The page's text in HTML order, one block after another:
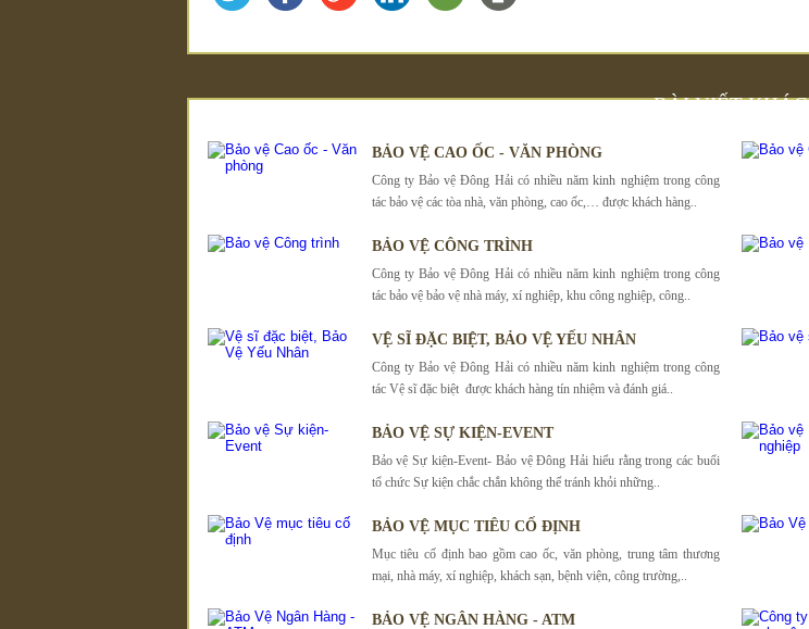
BÀI VIẾT KHÁC
BẢO VỆ CAO ỐC - VĂN PHÒNG
Công ty Bảo vệ Đông Hải có nhiều năm kinh nghiệm trong công
tác bảo vệ các tòa nhà, văn phòng, cao ốc,… được khách hàng..
BẢO VỆ CÔNG TRÌNH
Công ty Bảo vệ Đông Hải có nhiều năm kinh nghiệm trong công
tác bảo vệ bảo vệ nhà máy, xí nghiệp, khu công nghiệp, công..
VỆ SĨ ĐẶC BIỆT, BẢO VỆ YẾU NHÂN
Công ty Bảo vệ Đông Hải có nhiều năm kinh nghiệm trong công
tác Vệ sĩ đặc biệt được khách hàng tín nhiệm và đánh giá..
BẢO VỆ SỰ KIỆN-EVENT
Bảo vệ Sự kiện-Event- Bảo vệ Đông Hải hiểu rằng trong các buổi
tổ chức Sự kiện chắc chắn không thể tránh khỏi những..
BẢO VỆ MỤC TIÊU CỐ ĐỊNH
Mục tiêu cố định bao gồm cao ốc, văn phòng, trung tâm thương
mại, nhà máy, xí nghiệp, khách sạn, bệnh viện, công trường,..
BẢO VỆ NGÂN HÀNG - ATM